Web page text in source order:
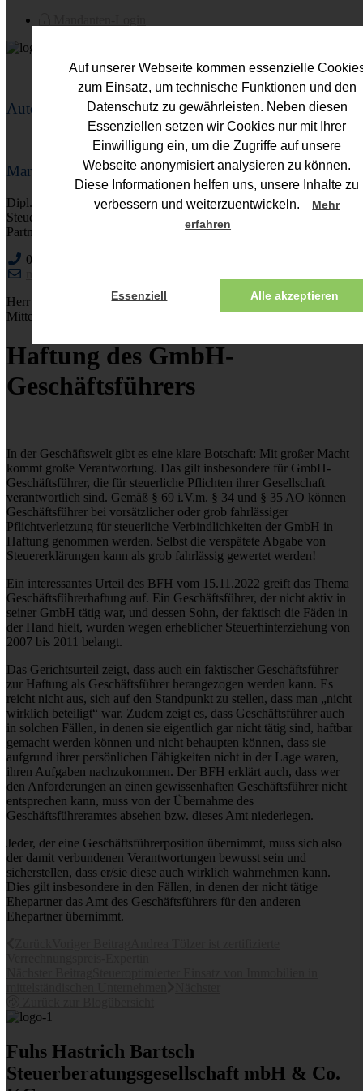
Auf unserer Webseite kommen essenzielle
zum Einsatz, um technische Funktionen und den
Datenschutz zu gewährleisten. Neben diesen
Essenziellen setzen wir Cookies nur mit Ihrer
Einwilligung ein, um die Zugriffe auf unsere
Webseite anonymisiert analysieren zu können.
Diese Informationen helfen uns, unsere Inhalte zu
verbessern und weiterzuentwickeln.
Mehr
erfahren
Essenziell Alle akzeptieren
Autor
Mario Fuhs
Dipl.-Kfm. (FH)
Steuerberater
Partner
0221 - 752113-0
Herr Fuhs berät schwerpunktmäßig in den Bereichen NPO und
Mittelstand.
Haftung des GmbH-
Geschäftsführers
In der Geschäftswelt gibt es eine klare Botschaft: Mit großer Macht
kommt große Verantwortung. Das gilt insbesondere für GmbH-
Geschäftsführer, die für steuerliche Pflichten ihrer Gesellschaft
verantwortlich sind. Gemäß § 69 i.V.m. § 34 und § 35 AO können
Geschäftsführer bei vorsätzlicher oder grob fahrlässiger
Pflichtverletzung für steuerliche Verbindlichkeiten der GmbH in
Haftung genommen werden. Selbst die verspätete Abgabe von
Steuererklärungen kann als grob fahrlässig gewertet werden!
Ein interessantes Urteil des BFH vom 15.11.2022 greift das Thema
Geschäftsführerhaftung auf. Ein Geschäftsführer, der nicht aktiv in
seiner GmbH tätig war, und dessen Sohn, der faktisch die Fäden in
der Hand hielt, wurden wegen erheblicher Steuerhinterziehung von
2007 bis 2011 belangt.
Das Gerichtsurteil zeigt, dass auch ein faktischer Geschäftsführer
zur Haftung als Geschäftsführer herangezogen werden kann. Es
reicht nicht aus, sich auf den Standpunkt zu stellen, dass man „nicht
wirklich beteiligt“ war. Zudem zeigt es, dass Geschäftsführer auch
in solchen Fällen, in denen sie eigentlich gar nicht tätig sind, haftbar
gemacht werden können und nicht behaupten können, dass sie
aufgrund ihrer persönlichen Fähigkeiten nicht in der Lage waren,
ihren Aufgaben nachzukommen. Der BFH erklärt auch, dass wer
den Anforderungen an einen gewissenhaften Geschäftsführer nicht
entsprechen kann, muss von der Übernahme des
Geschäftsführeramtes absehen bzw. dieses Amt niederlegen.
Jeder, der eine Geschäftsführerposition übernimmt, muss sich also
der damit verbundenen Verantwortungen bewusst sein und
sicherstellen, dass er/sie diese auch wirklich wahrnehmen kann.
Dies gilt insbesondere in den Fällen, in denen der nicht tätige
Ehepartner das Amt des Geschäftsführers für den anderen
Ehepartner übernimmt.
Fuhs Hastrich Bartsch
Steuerberatungs­­gesellschaft mbH & Co.